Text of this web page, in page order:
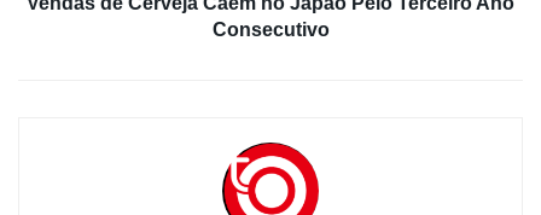
Consecutivo